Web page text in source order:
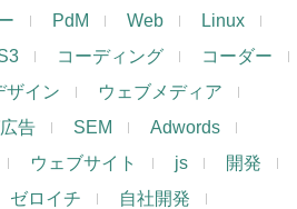
PdM Web
Linux
コーディング
コーダー
ザイン
ウェブメディア
告 SEM
Adwords
ウェブサイト js
開発
ゼロイチ
自社開発